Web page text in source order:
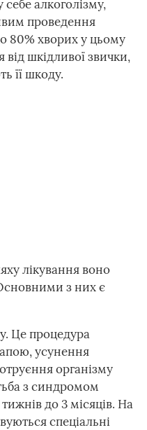
себе алкоголізму,
проведення
80% хворих у цьому
шкідливої звички,
її шкоду.
лікування воно
з них є
Це процедура
усунення
організму
з синдромом
до 3 місяців. На
спеціальні